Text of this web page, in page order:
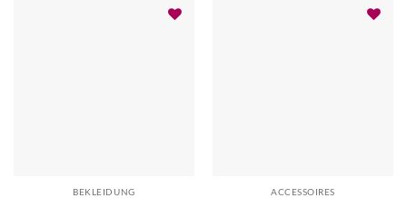
BEKLEIDUNG ACCESSOIRES